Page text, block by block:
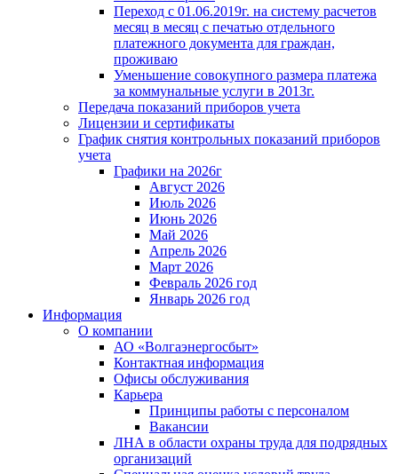
Переход с 01.06.2019г. на систему расчетов
месяц в месяц с печатью отдельного
платежного документа для граждан,
проживаю
Уменьшение совокупного размера платежа
за коммунальные услуги в 2013г.
Передача показаний приборов учета
Лицензии и сертификаты
График снятия контрольных показаний приборов
учета
Графики на 2026г
Август 2026
Июль 2026
Июнь 2026
Май 2026
Апрель 2026
Март 2026
Февраль 2026 год
Январь 2026 год
Информация
О компании
АО «Волгаэнергосбыт»
Контактная информация
Офисы обслуживания
Карьера
Принципы работы с персоналом
Вакансии
ЛНА в области охраны труда для подрядных
организаций